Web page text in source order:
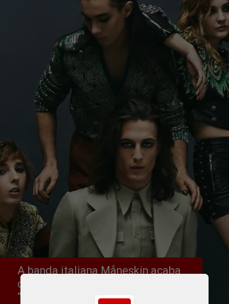
A banda italiana Måneskin acaba
de anunciar a nova turnê do álbum
“Rush” - a RUSH! World Tour